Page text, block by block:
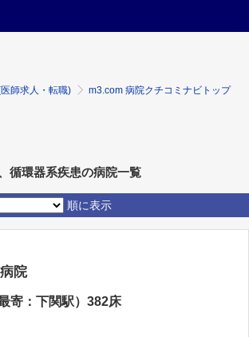
師求人・転職)
m3.com 病院クチコミナビトップ
循環器系疾患の病院一覧
順に表示
院
寄：下関駅）382床